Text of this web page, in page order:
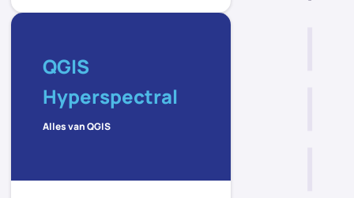
QGIS
Hyperspectral
Alles van QGIS